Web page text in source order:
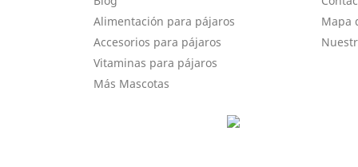
Alimentación para pájaros
Accesorios para pájaros
Vitaminas para pájaros
Más Mascotas
Mapa